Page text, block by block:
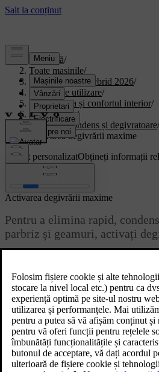
Asistență/
Toate mașinile/
XC90 Plug-in Hybrid 2026/
Manual de utilizare/
Climatizarea și confortul interior/
climatizarea./
Gheață, condens și degivratoare/
Activarea degivrării maxime
Suport personalizatObțineți informații
Conectează-te
Activarea degivrării maxime
Pentru a elimina rapid,
parbriz și geamuri, activați
Butonul de degivrare max. din
sub afișajul central